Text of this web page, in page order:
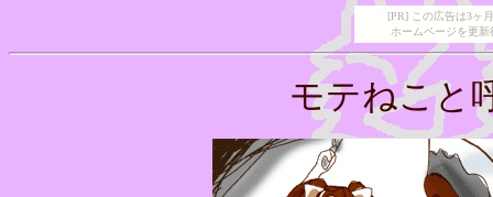
[PR] この広告は3ヶ
ホームページを更
モテねこと